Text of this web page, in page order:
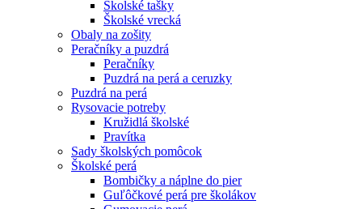
Školské tašky
Školské vrecká
Obaly na zošity
Peračníky a puzdrá
Peračníky
Puzdrá na perá a ceruzky
Puzdrá na perá
Rysovacie potreby
Kružidlá školské
Pravítka
Sady školských pomôcok
Školské perá
Bombičky a náplne do pier
Guľôčkové perá pre školákov